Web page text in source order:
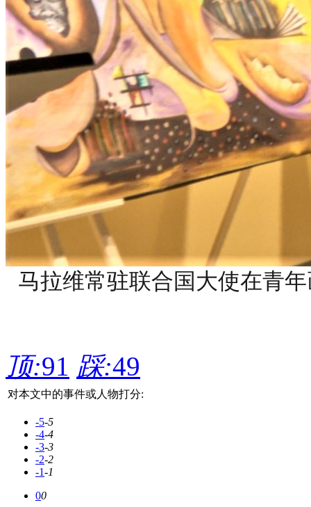
马拉维常驻联合国大使在青
顶:91 踩:49
对本文中的事件或人物打分:
-5-5
-4-4
-3-3
-2-2
-1-1
00